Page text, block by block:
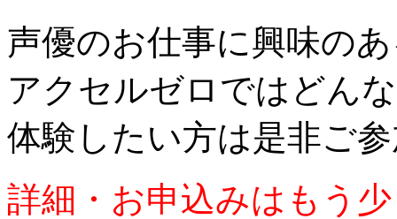
声優のお仕事に興味の
アクセルゼロではどん
体験したい方は是非ご
詳細・お申込みはもう